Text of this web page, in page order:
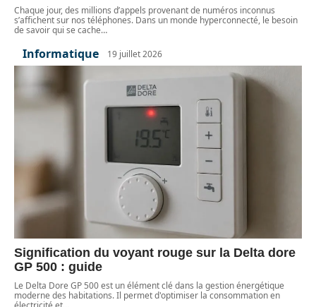
Chaque jour, des millions d’appels provenant de numéros inconnus
s’affichent sur nos téléphones. Dans un monde hyperconnecté, le besoin
de savoir qui se cache…
Informatique 19 juillet 2026
Signification du voyant rouge sur la Delta dore
GP 500 : guide
Le Delta Dore GP 500 est un élément clé dans la gestion énergétique
moderne des habitations. Il permet d'optimiser la consommation en